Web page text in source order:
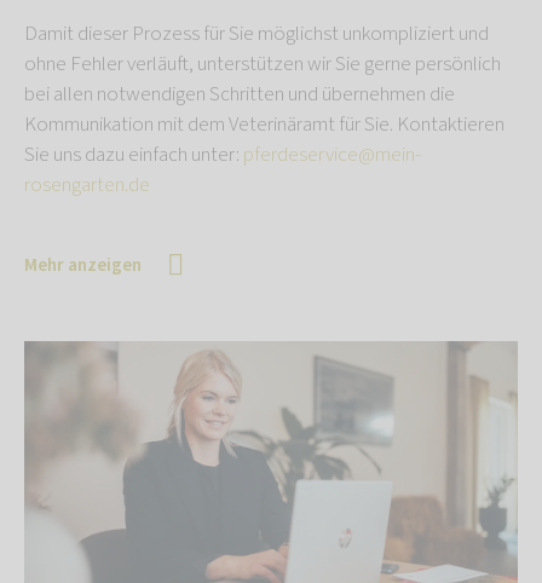
Damit dieser Prozess für Sie möglichst unkompliziert und
ohne Fehler verläuft, unterstützen wir Sie gerne persönlich
bei allen notwendigen Schritten und übernehmen die
Kommunikation mit dem Veterinäramt für Sie. Kontaktieren
Sie uns dazu einfach unter: pferdeservice@mein-
rosengarten.de
Mehr anzeigen